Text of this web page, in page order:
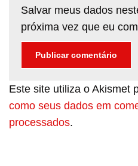
Salvar meus dados
próxima vez que eu
Este site utiliza o Akismet
como seus dados em
processados.